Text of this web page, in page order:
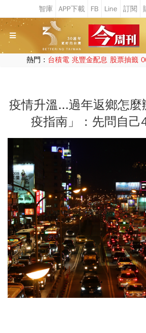
熱門： 台積電 兆豐金配息 股票抽籤
疫情升溫...過年返鄉怎
疫指南」：先問自己